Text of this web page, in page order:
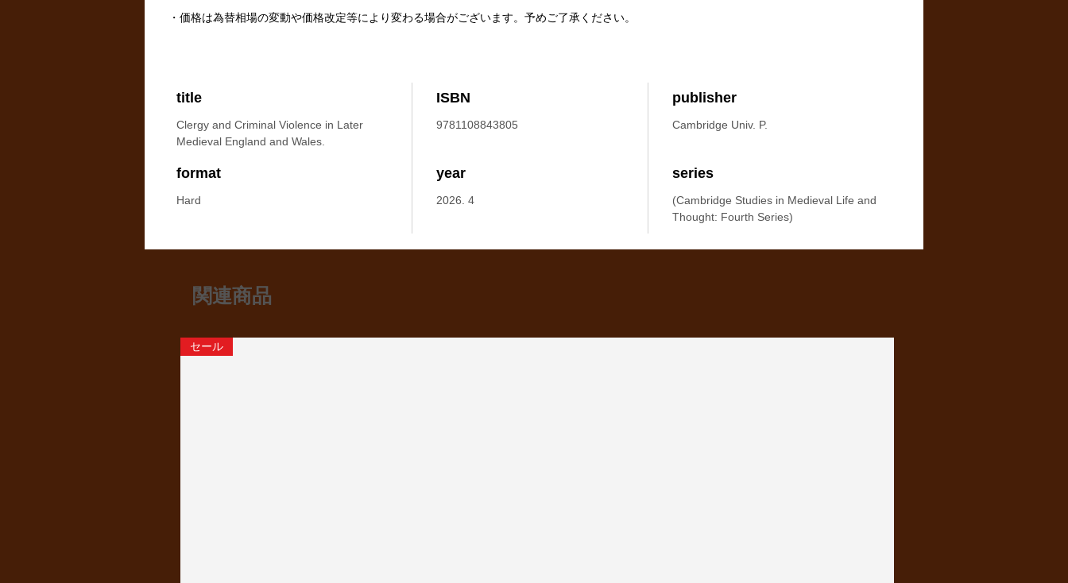
title
Clergy and Criminal Violence in Later
Medieval England and Wales.
ISBN
9781108843805
publisher
Cambridge Univ. P.
format
Hard
year
2026. 4
series
(Cambridge Studies in Medieval Life and
Thought: Fourth Series)
・価格は為替相場の変動や価格改定等により変わる場合がございます。予めご了承ください。
関連商品
セール